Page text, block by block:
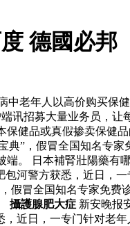
德國必邦
中老年人以高价购买
讯招募大量业务员，让
健品或真假掺卖保健品
典”，假冒全国知名专
。 日本補腎壯陽藥有
河警方获悉，近日，
假冒全国知名专家免费
攝護腺肥大症 新安晚报
近日，一专门针对老